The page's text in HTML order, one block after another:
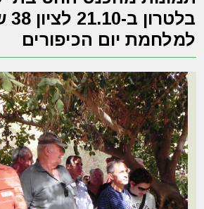
למלחמת יום הכיפורים